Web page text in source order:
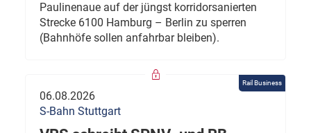
Paulinenaue auf der jüngst korridorsanierten
Strecke 6100 Hamburg – Berlin zu sperren
(Bahnhöfe sollen anfahrbar bleiben).
Rail Business
06.08.2026
S-Bahn Stuttgart